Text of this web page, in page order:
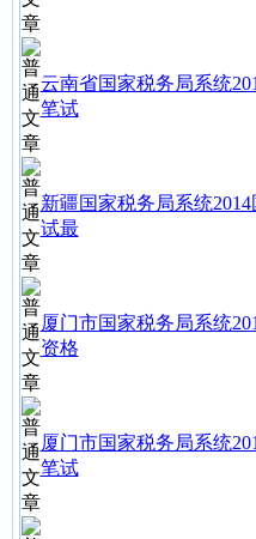
云南省国家税务局系统
笔试
新疆国家税务局系统
试最
厦门市国家税务局系统
资格
厦门市国家税务局系统
笔试